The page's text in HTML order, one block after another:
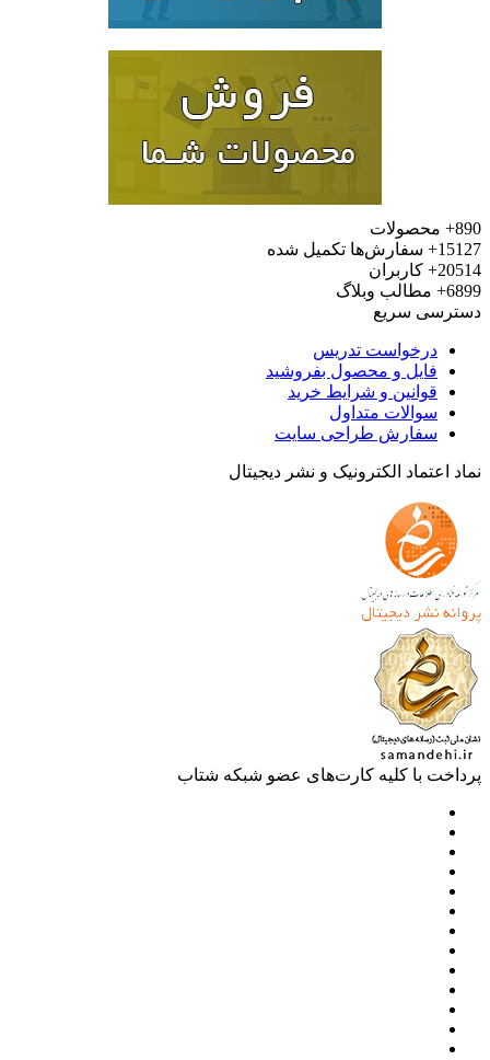
محصولات
سفارش‌ها تکمیل شده
کاربران
مطالب وبلاگ
سریع
درخواست تدریس
فایل و محصول بفروشید
قوانین و شرایط خرید
سوالات متداول
سفارش طراحی سایت
اعتماد الکترونیک و نشر دیجیتال
با کلیه کارت‌های عضو شبکه شتاب